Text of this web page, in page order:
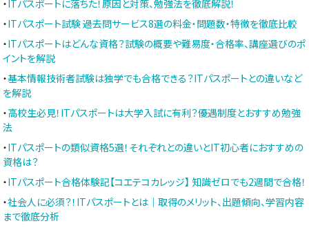
・ ITパスポートに落ちた！原因と対策、勉強法を徹底解説！
・ITパスポート試験 過去問サービス8選の料金・問題数・特徴を徹底比較
・ITパスポートはどんな資格？試験の概要や難易度・合格率、講座選びのポ
イントを解説
・基本情報技術者試験は独学でも合格できる？ITパスポートとの違いなど
を解説
・高校生必見！ITパスポートは大学入試に有利？優遇制度とおすすめ勉強
法
・ITパスポートの類似資格5選！それぞれとの違いとIT初心者におすすめの
資格は？
・ITパスポート合格体験記【コエテコカレッジ】 知識ゼロでも2週間で合格！
・社会人に必須？！ITパスポートとは｜取得のメリット、出題傾向、学習内容
まで徹底分析